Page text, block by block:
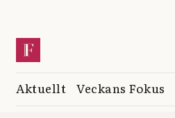
Aktuellt Veckans Fokus